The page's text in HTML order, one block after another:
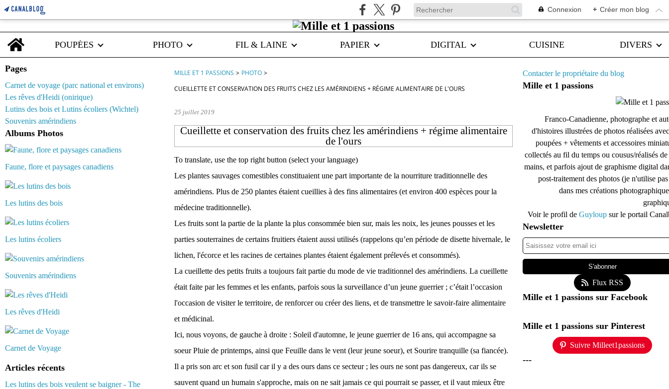
Connexion + Créer mon blog
Home
POUPÉES
PHOTO FIL & LAINE PAPIER DIGITAL CUISINE DIVERS
Pages
Carnet de voyage (parc national et environs)
Les rêves d'Heidi (onirique)
Lutins des bois et Lutins écoliers (Wichtel)
Souvenirs amérindiens
Albums Photos
Faune, flore et paysages canadiens
Les lutins des bois
Les lutins écoliers
Souvenirs amérindiens
Les rêves d'Heidi
Carnet de Voyage
Articles récents
Les lutins des bois veulent se baigner - The
MILLE ET 1 PASSIONS > PHOTO >
CUEILLETTE ET CONSERVATION DES FRUITS CHEZ LES AMÉRINDIENS + RÉGIME ALIMENTAIRE DE L'OURS
25 juillet 2019
Cueillette et conservation des fruits chez les amérindiens + régime alimentaire
de l'ours
To translate, use the top right button (select your language)
Les plantes sauvages comestibles constituaient une part importante de la nourriture traditionnelle des
amérindiens. Plus de 250 plantes étaient cueillies à des fins alimentaires (et environ 400 espèces pour la
médecine traditionnelle).
Les fruits sont la partie de la plante la plus consommée bien sur, mais les noix, les jeunes pousses et les
parties souterraines de certains fruitiers étaient aussi utilisés (rappelons qu’en période de disette hivernale, le
lichen, l'écorce et les racines de certaines plantes étaient également prélevés et consommés).
La cueillette des petits fruits a toujours fait partie du mode de vie traditionnel des amérindiens. La cueillette
était faite par les femmes et les enfants, parfois sous la surveillance d’un jeune guerrier ; c’était l’occasion
l'occasion de visiter le territoire, de renforcer ou créer des liens, et de transmettre le savoir-faire alimentaire
et médicinal.
Ici, nous voyons, de gauche à droite : Soleil d'automne, le jeune guerrier de 16 ans, qui accompagne sa
soeur Pluie de printemps, ainsi que Feuille dans le vent (leur jeune soeur), et Sourire tranquille (sa fiancée).
Il a pris son arc et son fusil car il y a des ours dans ce secteur ; les ours ne sont pas dangereux, car ils se
sauvent quand un humain s'approche, mais on ne sait jamais ce qui pourrait se passer, et il vaut mieux être
Contacter le propriétaire du blog
Mille et 1 passions
Franco-Canadienne, photographe et
d'histoires illustrées de photos réalisées
poupées + vêtements et accessoires
collectés au fil du temps ou cousus/réalisés de
mains, et parfois ajout de graphisme digital
post-traitement des photos (je n'utilise
dans mes créations
Voir le profil de Guyloup sur le portail
Newsletter
Flux RSS
Mille et 1 passions sur Facebook
Mille et 1 passions sur Pinterest
Suivre Milleet1passions
---